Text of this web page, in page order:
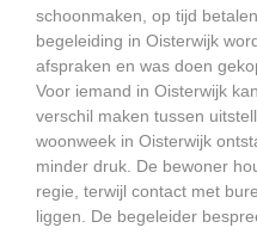
schoonmaken, op tijd
begeleiding in Oisterwijk
afspraken en was doen
Voor iemand in Oisterwijk
verschil maken tussen
woonweek in Oisterwijk
minder druk. De bewoner
regie, terwijl contact met
liggen. De begeleider